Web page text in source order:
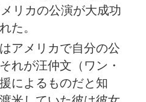
リカの公演が大成功
た。
アメリカで自分の公
れが汪仲文（ワン・
によるものだと知